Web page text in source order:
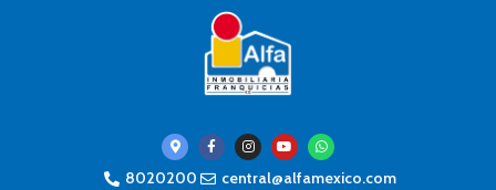
8020200 central@alfamexico.com